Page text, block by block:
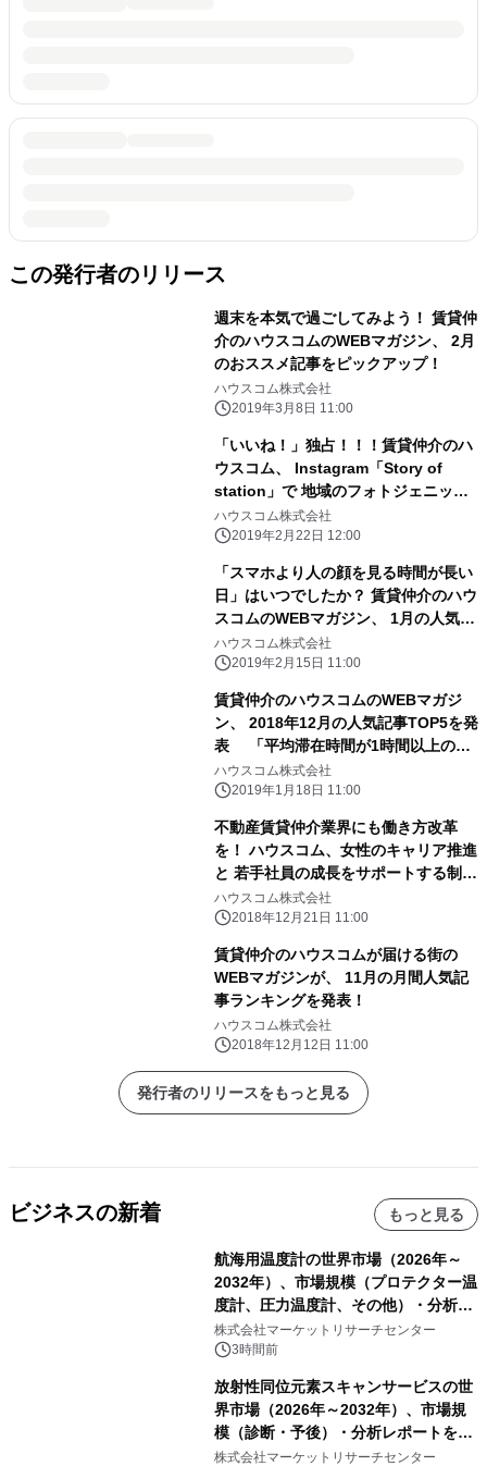
この発行者のリリース
週末を本気で過ごしてみよう！ 賃貸仲
介のハウスコムのWEBマガジン、 2月
のおススメ記事をピックアップ！
ハウスコム株式会社
2019年3月8日 11:00
「いいね！」独占！！！賃貸仲介のハ
ウスコム、 Instagram「Story of
station」で 地域のフォトジェニック
なスポットを紹介
ハウスコム株式会社
2019年2月22日 12:00
「スマホより人の顔を見る時間が長い
日」はいつでしたか？ 賃貸仲介のハウ
スコムのWEBマガジン、 1月の人気記
事TOP5を発表！
ハウスコム株式会社
2019年2月15日 11:00
賃貸仲介のハウスコムのWEBマガジ
ン、 2018年12月の人気記事TOP5を発
表 「平均滞在時間が1時間以上の靴
屋のある街」が2位に！
ハウスコム株式会社
2019年1月18日 11:00
不動産賃貸仲介業界にも働き方改革
を！ ハウスコム、女性のキャリア推進
と 若手社員の成長をサポートする制度
を強化
ハウスコム株式会社
2018年12月21日 11:00
賃貸仲介のハウスコムが届ける街の
WEBマガジンが、 11月の月間人気記
事ランキングを発表！
ハウスコム株式会社
2018年12月12日 11:00
発行者のリリースをもっと見る
ビジネスの新着 もっと見る
航海用温度計の世界市場（2026年～
2032年）、市場規模（プロテクター温
度計、圧力温度計、その他）・分析レ
ポートを発表
株式会社マーケットリサーチセンター
3時間前
放射性同位元素スキャンサービスの世
界市場（2026年～2032年）、市場規
模（診断・予後）・分析レポートを発
表
株式会社マーケットリサーチセンター